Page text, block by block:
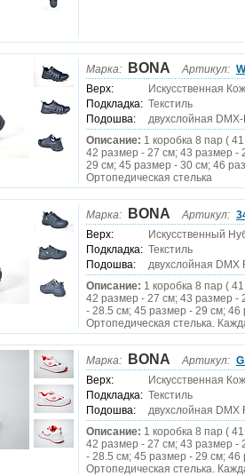
Марка: BONA Артикул:
Верх:
Искусственная
Подкладка: Текстиль
Подошва:
двухслойная
Описание: 1 коробка 8 пар (
42 размер - 27 см; 43 размер -
29 см; 45 размер - 30 см; 46
Ортопедическая стелька
Марка: BONA Артикул:
Верх:
Искусственный
Подкладка: Текстиль
Подошва:
двухслойная DMX
Описание: 1 коробка 8 пар (
42 размер - 27 см; 43 размер -
- 28.5 см; 45 размер - 29 см; 46
Ортопедическая стелька.
Марка: BONA Артикул:
Верх:
Искусственная
Подкладка: Текстиль
Подошва:
двухслойная DMX
Описание: 1 коробка 8 пар (
42 размер - 27 см; 43 размер -
- 28.5 см; 45 размер - 29 см; 46
Ортопедическая стелька.